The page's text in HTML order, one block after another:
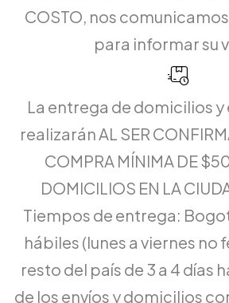
COSTO, nos
para informar su
La entrega de domicilios y
realizarán AL SER
COMPRA MÍNIMA DE
DOMICILIOS EN LA
Tiempos de entrega:
hábiles (lunes a viernes no
resto del país de 3 a 4 días
de los envíos y domicilios